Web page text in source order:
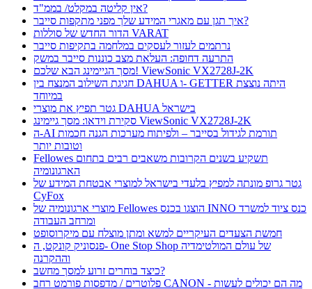
אין קליטה במקלט/ בממ"ד?
איך תגן עם מאגרי המידע שלך מפני מתקפות סייבר?
הדור החדש של סוללות VARAT
נרתמים לעזור לעסקים במלחמה בתקיפות סייבר
התרעה דחופה: העלאת מצב כוננות סייבר במשק
מסך הגיימינג הבא שלכם! ViewSonic VX2728J-2K
חגיגת השילוב המנצח בין DAHUA ו- GETTER היתה נוצצת
במיוחד
גטר תפיץ את מוצרי DAHUA בישראל
סקירת וידאו: מסך גיימינג ViewSonic VX2728J-2K
ה-AI תורמת לגידול בסייבר – ולפיתוח מערכות הגנה חכמות
וטובות יותר
Fellowes תשקיע בשנים הקרובות משאבים רבים בתחום
הארגונומיה
גטר גרופ מונתה למפיץ בלעדי בישראל למוצרי אבטחת המידע של
CyFox
מוצרי ארגונומיה של Fellowes הוצגו בכנס INNO כנס ציוד למשרד
ומרחב העבודה
חמשת הצעדים העיקריים למשא ומתן מוצלח עם מיקרוסופט
פנסוניק קונקט, ה- One Stop Shop של עולם המולטימדיה
וההקרנה
כיצד בוחרים זרוע למסך מחשב?
פלוטרים / מדפסות פורמט רחב CANON - מה הם יכולים לעשות